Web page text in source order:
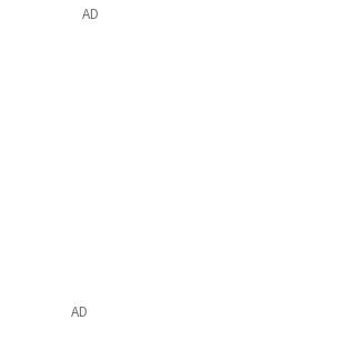
AD
AD